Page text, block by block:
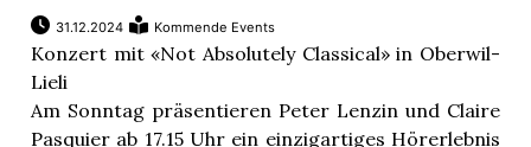
31.12.2024 Kommende Events
Konzert mit «Not Absolutely Classical» in Oberwil-
Lieli
Am Sonntag präsentieren Peter Lenzin und Claire
Pasquier ab 17.15 Uhr ein einzigartiges Hörerlebnis